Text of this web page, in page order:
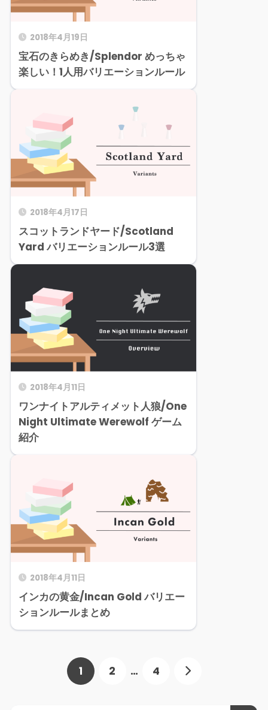
2018年4月19日
宝石のきらめき/Splendor めっちゃ
楽しい！1人用バリエーションルール
2018年4月17日
スコットランドヤード/Scotland
Yard バリエーションルール3選
2018年4月11日
ワンナイトアルティメット人狼/One
Night Ultimate Werewolf ゲーム
紹介
2018年4月11日
インカの黄金/Incan Gold バリエー
ションルールまとめ
1 2 … 4